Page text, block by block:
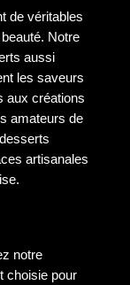
de véritables
Notre
aussi
les saveurs
aux créations
amateurs de
artisanales
notre
choisie pour